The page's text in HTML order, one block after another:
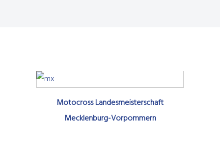
Motocross Landesmeisterschaft
Mecklenburg-Vorpommern